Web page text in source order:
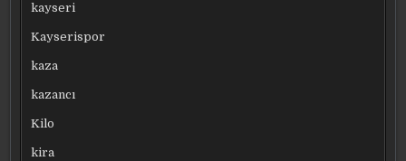
kayseri
Kayserispor
kaza
kazancı
Kilo
kira